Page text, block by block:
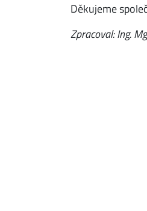
Děkujeme
Zpracoval: Ing.